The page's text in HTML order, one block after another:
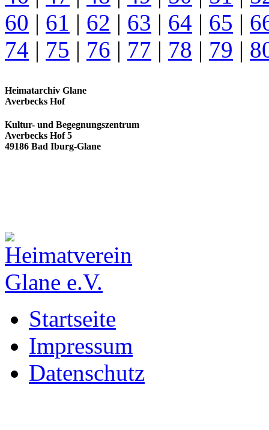
60 | 61 | 62 | 63 | 64 | 65 |
74 | 75 | 76 | 77 | 78 | 79 |
Heimatarchiv Glane
Averbecks Hof
Kultur- und Begegnungszentrum
Averbecks Hof 5
49186 Bad Iburg-Glane
Startseite
Impressum
Datenschutz